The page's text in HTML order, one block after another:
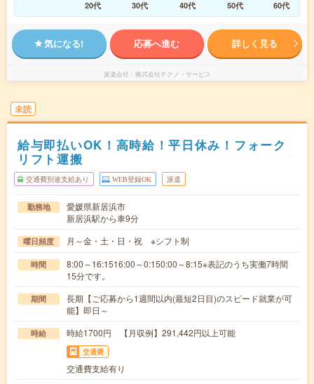
20代
30代 40代 50代 60代
気になる! 応募へ進む 詳しく見る
派遣会社 株式会社テクノ・サービス
未読
給与即払いOK！高時給！平日休み！フォーク
リフト運搬
交通費別途支給あり WEB登録OK 派遣
勤務地
愛媛県新居浜市
新居浜駅から車9分
曜日頻度 月～金・土・日・祝 ※シフト制
時間
8:00～16:1516:00～0:150:00～8:15※表記のうち実働7時間
15分です。
期間
長期【ご応募から1週間以内(最短2日目)のスピード就業が可
能】即日～
時給 時給1700円 【月収例】291,442円以上可能
交通費
交通費支給有り